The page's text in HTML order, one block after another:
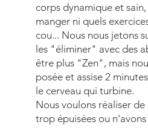
corps dynamique et
manger ni quels
cou... Nous nous jetons
les "éliminer" avec des
être plus "Zen", mais
posée et assise 2
le cerveau qui turbine.
Nous voulons réaliser de
trop épuisées ou n'avons